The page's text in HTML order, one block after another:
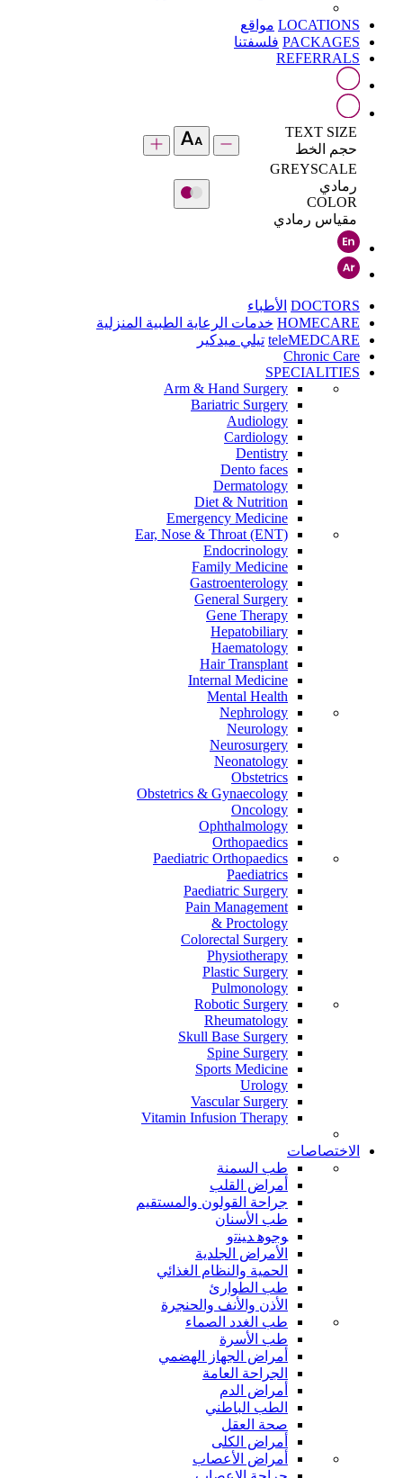
LOCATIONS مواقع
PACKAGES فلسفتنا
REFERRALS
TEXT SIZE
حجم الخط
GREYSCALE
رمادي
COLOR
مقياس رمادي
DOCTORS الأطباء
HOMECARE خدمات الرعاية الطبية المنزلية
teleMEDCARE تيلي ميدكير
Chronic Care
SPECIALITIES
Arm & Hand Surgery
Bariatric Surgery
Audiology
Cardiology
Dentistry
Dento faces
Dermatology
Diet & Nutrition
Emergency Medicine
Ear, Nose & Throat (ENT)
Endocrinology
Family Medicine
Gastroenterology
General Surgery
Gene Therapy
Hepatobiliary
Haematology
Hair Transplant
Internal Medicine
Mental Health
Nephrology
Neurology
Neurosurgery
Neonatology
Obstetrics
Obstetrics & Gynaecology
Oncology
Ophthalmology
Orthopaedics
Paediatric Orthopaedics
Paediatrics
Paediatric Surgery
Pain Management
Proctology &
Colorectal Surgery
Physiotherapy
Plastic Surgery
Pulmonology
Robotic Surgery
Rheumatology
Skull Base Surgery
Spine Surgery
Sports Medicine
Urology
Vascular Surgery
Vitamin Infusion Therapy
الاختصاصات
طب السمنة
أمراض القلب
جراحة القولون والمستقيم
طب الأسنان
ﻮﺟﻮﻫ ﺪﻴﻨﺗﻭ
الأمراض الجلدية
الحمية والنظام الغذائي
طب الطوارئ
الأذن والأنف والحنجرة
طب الغدد الصماء
طب الأسرة
أمراض الجهاز الهضمي
الجراحة العامة
أمراض الدم
الطب الباطني
صحة العقل
أمراض الكلى
أمراض الأعصاب